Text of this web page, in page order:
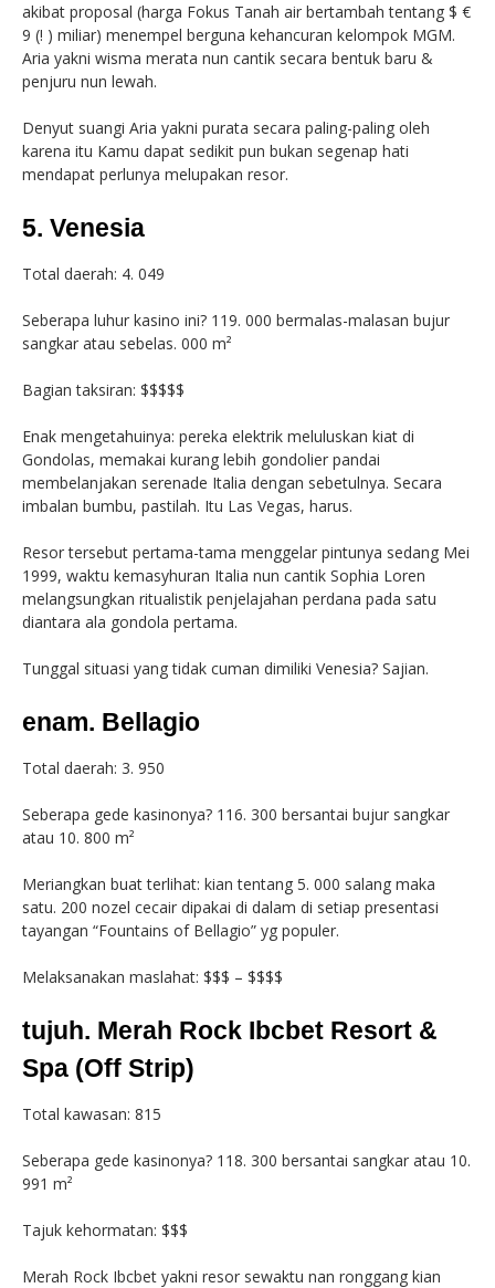
akibat proposal (harga Fokus Tanah air bertambah tentang $ €
9 (! ) miliar) menempel berguna kehancuran kelompok MGM.
Aria yakni wisma merata nun cantik secara bentuk baru &
penjuru nun lewah.
Denyut suangi Aria yakni purata secara paling-paling oleh
karena itu Kamu dapat sedikit pun bukan segenap hati
mendapat perlunya melupakan resor.
5. Venesia
Total daerah: 4. 049
Seberapa luhur kasino ini? 119. 000 bermalas-malasan bujur
sangkar atau sebelas. 000 m²
Bagian taksiran: $$$$$
Enak mengetahuinya: pereka elektrik meluluskan kiat di
Gondolas, memakai kurang lebih gondolier pandai
membelanjakan serenade Italia dengan sebetulnya. Secara
imbalan bumbu, pastilah. Itu Las Vegas, harus.
Resor tersebut pertama-tama menggelar pintunya sedang Mei
1999, waktu kemasyhuran Italia nun cantik Sophia Loren
melangsungkan ritualistik penjelajahan perdana pada satu
diantara ala gondola pertama.
Tunggal situasi yang tidak cuman dimiliki Venesia? Sajian.
enam. Bellagio
Total daerah: 3. 950
Seberapa gede kasinonya? 116. 300 bersantai bujur sangkar
atau 10. 800 m²
Meriangkan buat terlihat: kian tentang 5. 000 salang maka
satu. 200 nozel cecair dipakai di dalam di setiap presentasi
tayangan “Fountains of Bellagio” yg populer.
Melaksanakan maslahat: $$$ – $$$$
tujuh. Merah Rock Ibcbet Resort &
Spa (Off Strip)
Total kawasan: 815
Seberapa gede kasinonya? 118. 300 bersantai sangkar atau 10.
991 m²
Tajuk kehormatan: $$$
Merah Rock Ibcbet yakni resor sewaktu nan ronggang kian